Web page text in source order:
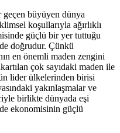
geçen büyüyen dünya
koşullarıyla ağırlıklı
güçlü bir yer tuttuğu
doğrudur. Çünkü
en önemli maden zengini
çok sayıdaki maden ile
lider ülkelerinden birisi
yakınlaşmalar ve
birlikte dünyada eşi
ekonomisinin güçlü